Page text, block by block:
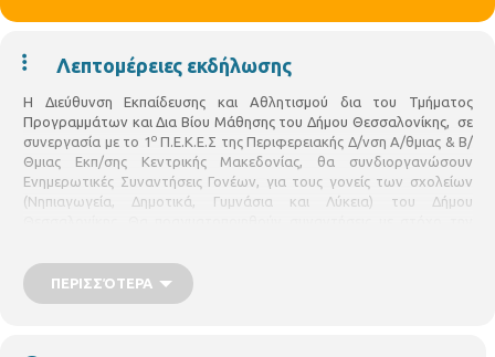
Λεπτομέρειες εκδήλωσης
Η Διεύθυνση Εκπαίδευσης και Αθλητισμού δια του Τμήματος
Προγραμμάτων και Δια Βίου Μάθησης του Δήμου Θεσσαλονίκης, σε
συνεργασία με το 1οΠ.Ε.Κ.Ε.Σ της Περιφερειακής Δ/νση Α/θμιας & Β/
Θμιας Εκπ/σης Κεντρικής Μακεδονίας, θα συνδιοργανώσουν
Ενημερωτικές Συναντήσεις Γονέων, για τους γονείς των σχολείων
(Νηπιαγωγεία, Δημοτικά, Γυμνάσια και Λύκεια) του Δήμου
παιδαγωγικής.
«Συνεργασία οικογένειας – σχολείου» Εισηγήτρια: Δήμητρα
ΠΕΡΙΣΣΌΤΕΡΑ